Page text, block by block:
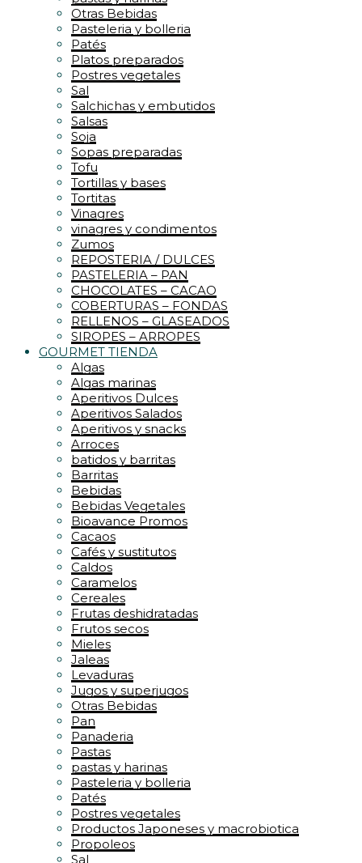
Otras Bebidas
Pasteleria y bolleria
Patés
Platos preparados
Postres vegetales
Sal
Salchichas y embutidos
Salsas
Soja
Sopas preparadas
Tofu
Tortillas y bases
Tortitas
Vinagres
vinagres y condimentos
Zumos
REPOSTERIA / DULCES
PASTELERIA – PAN
CHOCOLATES – CACAO
COBERTURAS – FONDAS
RELLENOS – GLASEADOS
SIROPES – ARROPES
GOURMET TIENDA
Algas
Algas marinas
Aperitivos Dulces
Aperitivos Salados
Aperitivos y snacks
Arroces
batidos y barritas
Barritas
Bebidas
Bebidas Vegetales
Bioavance Promos
Cacaos
Cafés y sustitutos
Caldos
Caramelos
Cereales
Frutas deshidratadas
Frutos secos
Mieles
Jaleas
Levaduras
Jugos y superjugos
Otras Bebidas
Pan
Panaderia
Pastas
pastas y harinas
Pasteleria y bolleria
Patés
Postres vegetales
Productos Japoneses y macrobiotica
Propoleos
Sal